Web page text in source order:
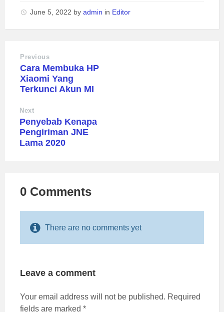
June 5, 2022 by admin in Editor
Previous
Cara Membuka HP
Xiaomi Yang
Terkunci Akun MI
Next
Penyebab Kenapa
Pengiriman JNE
Lama 2020
0 Comments
There are no comments yet
Leave a comment
Your email address will not be published. Required
fields are marked *